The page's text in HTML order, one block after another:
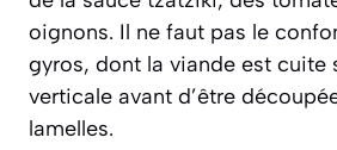
oignons. Il ne faut pas le
gyros, dont la viande est cuite
verticale avant d’être
lamelles.